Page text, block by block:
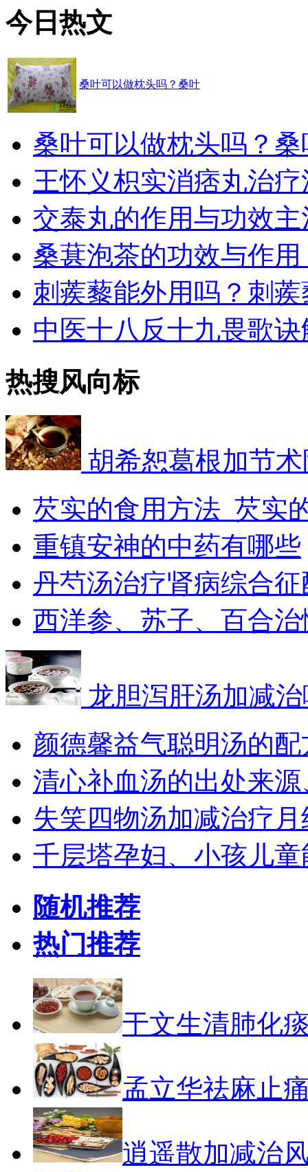
今日热文
桑叶可以做枕头吗？桑叶
桑叶可以做枕头吗？桑
王怀义枳实消痞丸治疗
交泰丸的作用与功效主
桑葚泡茶的功效与作用
刺蒺藜能外用吗？刺蒺
中医十八反十九畏歌诀
热搜风向标
胡希恕葛根加节
芡实的食用方法_芡实
​重镇安神的中药有哪些
丹芍汤治疗肾病综合征
西洋参、苏子、百合治
龙胆泻肝汤加减
颜德馨益气聪明汤的配
清心补血汤的出处来源
失笑四物汤加减治疗月
千层塔孕妇、小孩儿童
随机推荐
热门推荐
于文生清肺化
孟立华祛麻止
逍遥散加减治